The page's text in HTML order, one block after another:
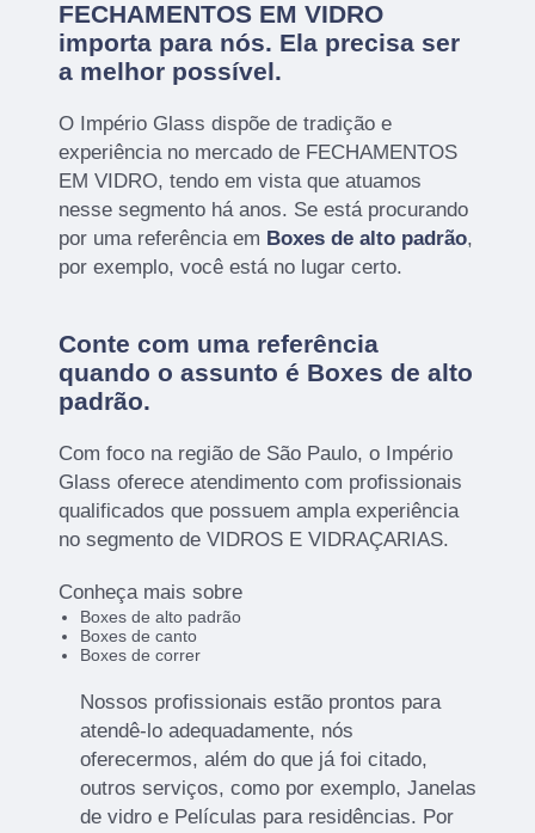
FECHAMENTOS EM VIDRO
importa para nós. Ela precisa ser
a melhor possível.
O Império Glass dispõe de tradição e
experiência no mercado de FECHAMENTOS
EM VIDRO, tendo em vista que atuamos
nesse segmento há anos. Se está procurando
por uma referência em Boxes de alto padrão,
por exemplo, você está no lugar certo.
Conte com uma referência
quando o assunto é Boxes de alto
padrão.
Com foco na região de São Paulo, o Império
Glass oferece atendimento com profissionais
qualificados que possuem ampla experiência
no segmento de VIDROS E VIDRAÇARIAS.
Conheça mais sobre
Boxes de alto padrão
Boxes de canto
Boxes de correr
Nossos profissionais estão prontos para
atendê-lo adequadamente, nós
oferecermos, além do que já foi citado,
outros serviços, como por exemplo, Janelas
de vidro e Películas para residências. Por